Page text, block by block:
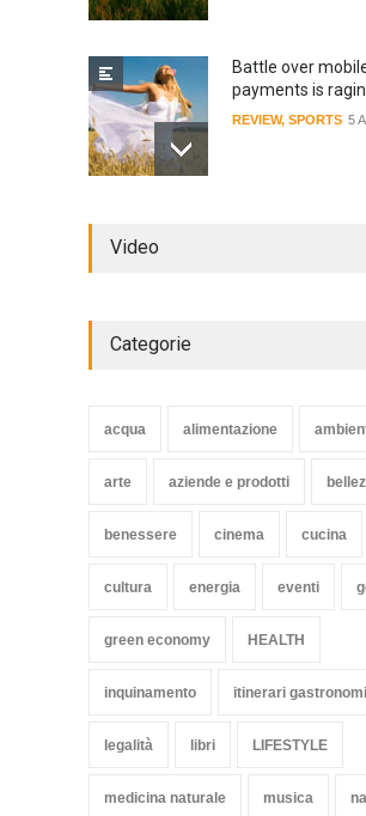
Battle over
payments is
REVIEW, SPORTS 5
HEALTH 15
Video
Categorie
acqua alimentazione
arte aziende e prodotti
benessere cinema cucina
cultura energia eventi
green economy HEALTH
inquinamento itinerari
legalità libri LIFESTYLE
medicina naturale musica